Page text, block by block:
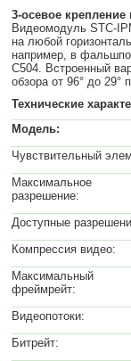
3-осевое
Видеомодуль STC-
на любой
например, в
C504. Встроенный
обзора от 96° до 29°
Технические
Модель:
Чувствительный
Максимальное
разрешение:
Доступные
Компрессия видео:
Максимальный
фреймрейт:
Видеопотоки:
Битрейт: